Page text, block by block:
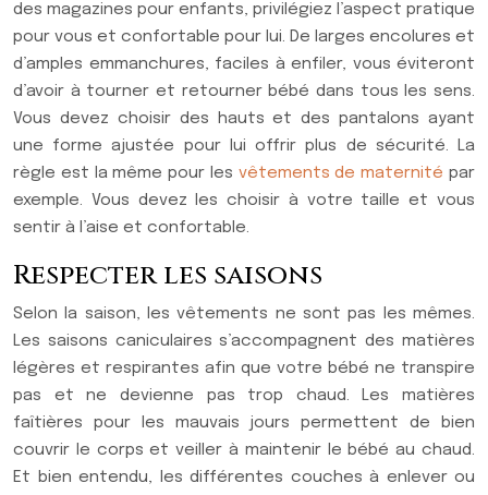
des magazines pour enfants, privilégiez l’aspect pratique
pour vous et confortable pour lui. De larges encolures et
d’amples emmanchures, faciles à enfiler, vous éviteront
d’avoir à tourner et retourner bébé dans tous les sens.
Vous devez choisir des hauts et des pantalons ayant
une forme ajustée pour lui offrir plus de sécurité. La
règle est la même pour les vêtements de maternité par
exemple. Vous devez les choisir à votre taille et vous
sentir à l’aise et confortable.
Respecter les saisons
Selon la saison, les vêtements ne sont pas les mêmes.
Les saisons caniculaires s’accompagnent des matières
légères et respirantes afin que votre bébé ne transpire
pas et ne devienne pas trop chaud. Les matières
faîtières pour les mauvais jours permettent de bien
couvrir le corps et veiller à maintenir le bébé au chaud.
Et bien entendu, les différentes couches à enlever ou